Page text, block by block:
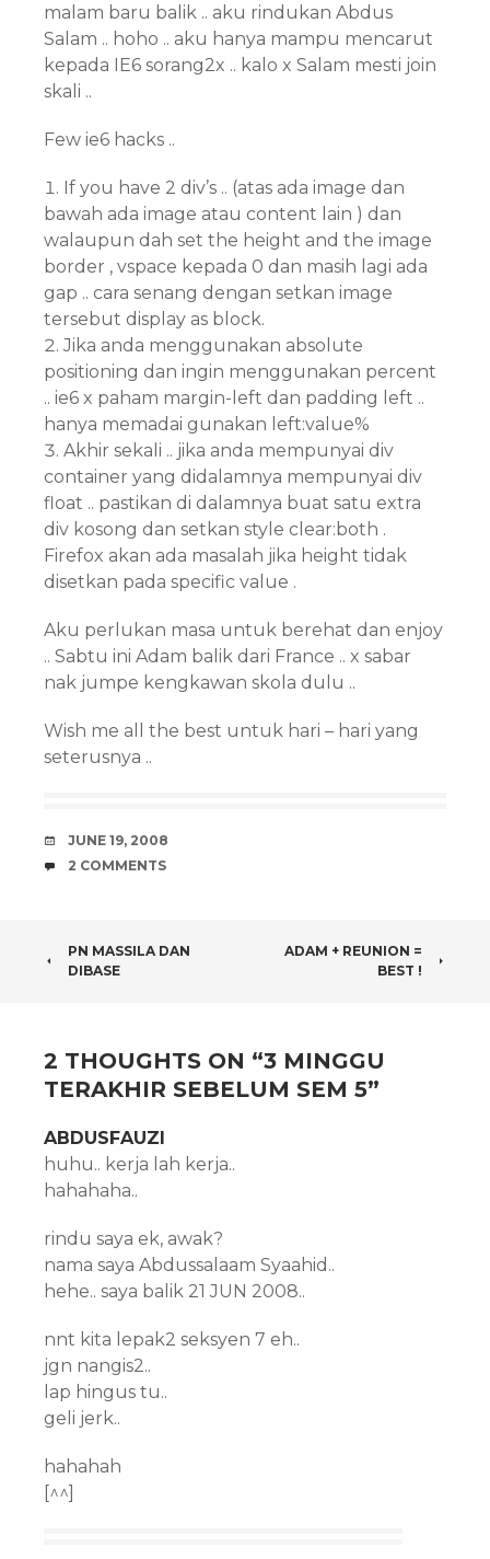
malam baru balik .. aku rindukan Abdus
Salam .. hoho .. aku hanya mampu mencarut
kepada IE6 sorang2x .. kalo x Salam mesti join
skali ..
Few ie6 hacks ..
If you have 2 div’s .. (atas ada image dan
bawah ada image atau content lain ) dan
walaupun dah set the height and the image
border , vspace kepada 0 dan masih lagi ada
gap .. cara senang dengan setkan image
tersebut display as block.
Jika anda menggunakan absolute
positioning dan ingin menggunakan percent
.. ie6 x paham margin-left dan padding left ..
hanya memadai gunakan left:value%
Akhir sekali .. jika anda mempunyai div
container yang didalamnya mempunyai div
float .. pastikan di dalamnya buat satu extra
div kosong dan setkan style clear:both .
Firefox akan ada masalah jika height tidak
disetkan pada specific value .
Aku perlukan masa untuk berehat dan enjoy
.. Sabtu ini Adam balik dari France .. x sabar
nak jumpe kengkawan skola dulu ..
Wish me all the best untuk hari – hari yang
seterusnya ..
DATE
JUNE 19, 2008
COMMENTS
2 COMMENTS
POST
PN MASSILA DAN
DIBASE
ADAM + REUNION =
BEST !
2 THOUGHTS ON “3 MINGGU
TERAKHIR SEBELUM SEM 5”
ABDUSFAUZI
huhu.. kerja lah kerja..
hahahaha..
rindu saya ek, awak?
nama saya Abdussalaam Syaahid..
hehe.. saya balik 21 JUN 2008..
nnt kita lepak2 seksyen 7 eh..
jgn nangis2..
lap hingus tu..
geli jerk..
hahahah
[^^]